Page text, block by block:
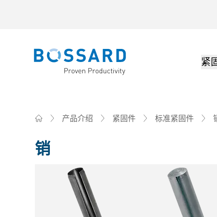
Bossard homepage 紧
产品介绍 紧固件 标准紧固件
销